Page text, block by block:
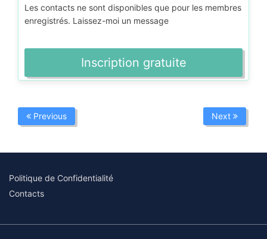
Les contacts ne sont disponibles que pour les membres
enregistrés. Laissez-moi un message
Inscription gratuite
Previous Next
Politique de Confidentialité
Contacts